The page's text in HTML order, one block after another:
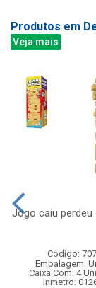
Produtos em
Veja mais
Jogo caiu perdeu
Código:
Embalagem:
Caixa Com: 4
Inmetro: